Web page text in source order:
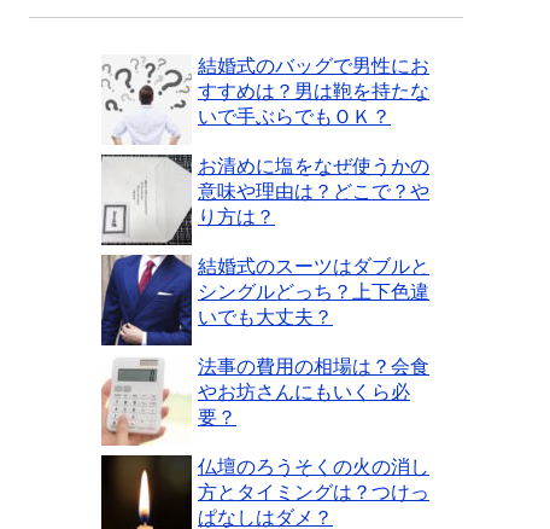
結婚式のバッグで男性にお
すすめは？男は鞄を持たな
いで手ぶらでもＯＫ？
お清めに塩をなぜ使うかの
意味や理由は？どこで？や
り方は？
結婚式のスーツはダブルと
シングルどっち？上下色違
いでも大丈夫？
法事の費用の相場は？会食
やお坊さんにもいくら必
要？
仏壇のろうそくの火の消し
方とタイミングは？つけっ
ぱなしはダメ？